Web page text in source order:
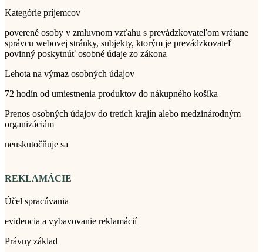
Kategórie príjemcov
poverené osoby v zmluvnom vzťahu s prevádzkovateľom vrátane
správcu webovej stránky, subjekty, ktorým je prevádzkovateľ
povinný poskytnúť osobné údaje zo zákona
Lehota na výmaz osobných údajov
72 hodín od umiestnenia produktov do nákupného košíka
Prenos osobných údajov do tretích krajín alebo medzinárodným
organizáciám
neuskutočňuje sa
REKLAMÁCIE
Účel spracúvania
evidencia a vybavovanie reklamácií
Právny základ